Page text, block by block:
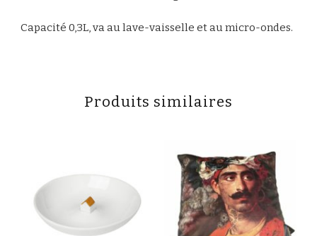
Capacité 0,3L, va au lave-vaisselle et au micro-ondes.
Produits similaires